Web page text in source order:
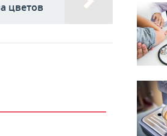
цветов